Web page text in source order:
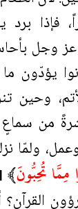
فإذا
عز وجل
يؤدّون
وحين
من
ولمّا
مِمَّا تُحِبُّونَ﴾